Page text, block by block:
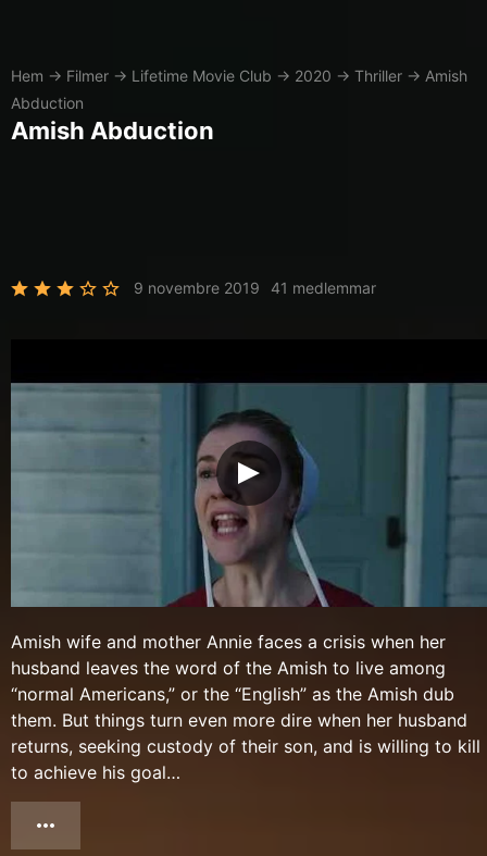
Hem → Filmer → Lifetime Movie Club → 2020 → Thriller → Amish
Abduction
Amish Abduction
9 novembre 2019 41 medlemmar
Amish wife and mother Annie faces a crisis when her
husband leaves the word of the Amish to live among
“normal Americans,” or the “English” as the Amish dub
them. But things turn even more dire when her husband
returns, seeking custody of their son, and is willing to kill
to achieve his goal…